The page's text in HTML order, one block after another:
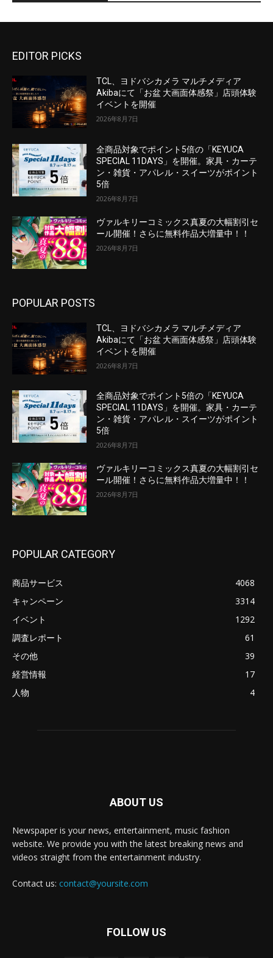
EDITOR PICKS
TCL、ヨドバシカメラ マルチメディア
Akibaにて「お盆 大画面体感祭」店頭体験
イベントを開催
2026年8月7日
全商品対象でポイント5倍の「KEYUCA
SPECIAL 11DAYS」を開催。家具・カーテ
ン・雑貨・アパレル・スイーツがポイント
5倍
2026年8月7日
ヴァルキリーコミックス真夏の大幅割引セ
ール開催！さらに無料作品大増量中！！
2026年8月7日
POPULAR POSTS
TCL、ヨドバシカメラ マルチメディア
Akibaにて「お盆 大画面体感祭」店頭体験
イベントを開催
2026年8月7日
全商品対象でポイント5倍の「KEYUCA
SPECIAL 11DAYS」を開催。家具・カーテ
ン・雑貨・アパレル・スイーツがポイント
5倍
2026年8月7日
ヴァルキリーコミックス真夏の大幅割引セ
ール開催！さらに無料作品大増量中！！
2026年8月7日
POPULAR CATEGORY
商品サービス
4068
キャンペーン
3314
イベント
1292
調査レポート
61
その他
39
経営情報
17
人物
4
ABOUT US
Newspaper is your news, entertainment, music fashion
website. We provide you with the latest breaking news and
videos straight from the entertainment industry.
Contact us: contact@yoursite.com
FOLLOW US